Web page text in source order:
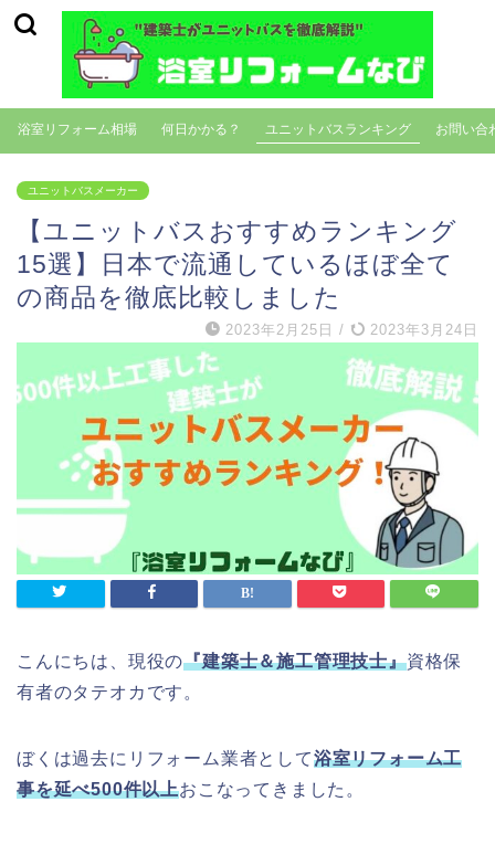
浴室リフォーム相場 何日かかる？ ユニットバスランキング お問い合
ユニットバスメーカー
【ユニットバスおすすめランキング
15選】日本で流通しているほぼ全て
の商品を徹底比較しました
2023年2月25日 / 2023年3月24日
こんにちは、現役の『建築士＆施工管理技士』資格保
有者のタテオカです。
ぼくは過去にリフォーム業者として浴室リフォーム工
事を延べ500件以上おこなってきました。